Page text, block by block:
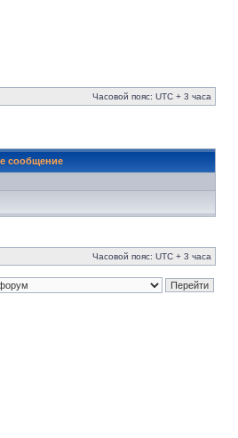
Часовой пояс: UTC + 3 часа
сообщение
Часовой пояс: UTC + 3 часа